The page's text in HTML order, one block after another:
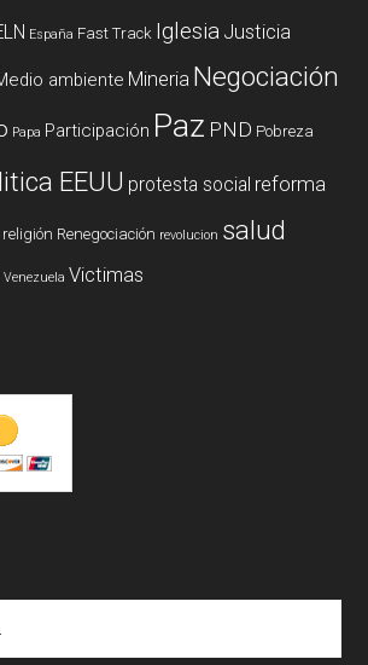
España Fast Track Iglesia Justicia
ambiente Mineria Negociación
Papa Participación Paz PND Pobreza
EEUU protesta social reforma
religión Renegociación revolucion salud
Venezuela Victimas